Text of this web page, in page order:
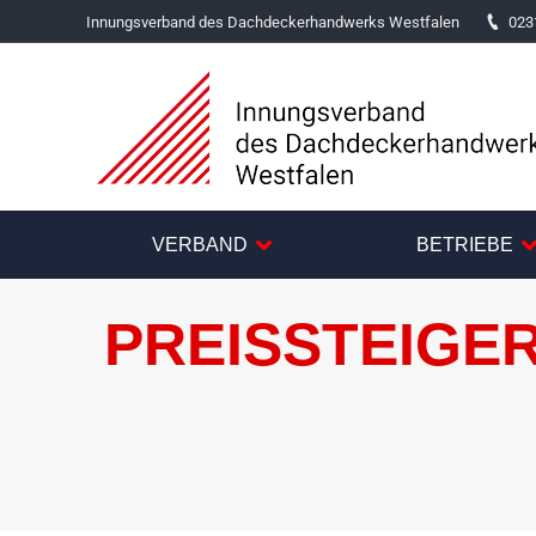
Innungsverband des Dachdeckerhandwerks Westfalen
VERBAND BETRIEBE